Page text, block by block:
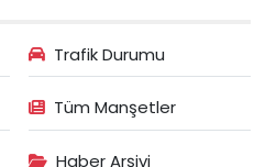
Trafik Durumu
Tüm Manşetler
Haber Arşivi